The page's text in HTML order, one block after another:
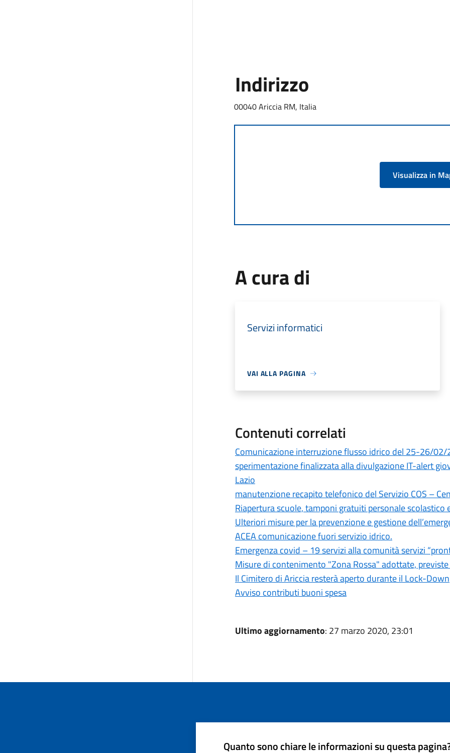
Indirizzo
00040 Ariccia RM, Italia
Visualizza in
A cura di
Servizi informatici
VAI ALLA PAGINA
Contenuti correlati
Comunicazione interruzione flusso idrico del 25-26/02/
sperimentazione finalizzata alla divulgazione IT-alert
Lazio
manutenzione recapito telefonico del Servizio COS –
Riapertura scuole, tamponi gratuiti personale scolastico
Ulteriori misure per la prevenzione e gestione
ACEA comunicazione fuori servizio idrico.
Emergenza covid – 19 servizi alla comunità servizi
Misure di contenimento "Zona Rossa" adottate,
Il Cimitero di Ariccia resterà aperto durante il Lock-Down
Avviso contributi buoni spesa
Ultimo aggiornamento: 27 marzo 2020, 23:01
Quanto sono chiare le informazioni su questa